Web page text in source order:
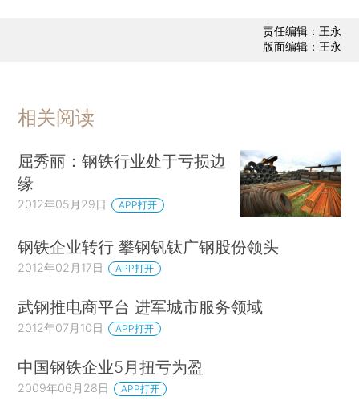
责任编辑：王永
版面编辑：王永
相关阅读
屈秀丽：钢铁行业处于亏损边
缘
2012年05月29日 APP打开
钢铁企业转行 攀钢钒钛广钢股份领头
2012年02月17日 APP打开
武钢推电商平台 进军城市服务领域
2012年07月10日 APP打开
中国钢铁企业5月扭亏为盈
2009年06月28日 APP打开